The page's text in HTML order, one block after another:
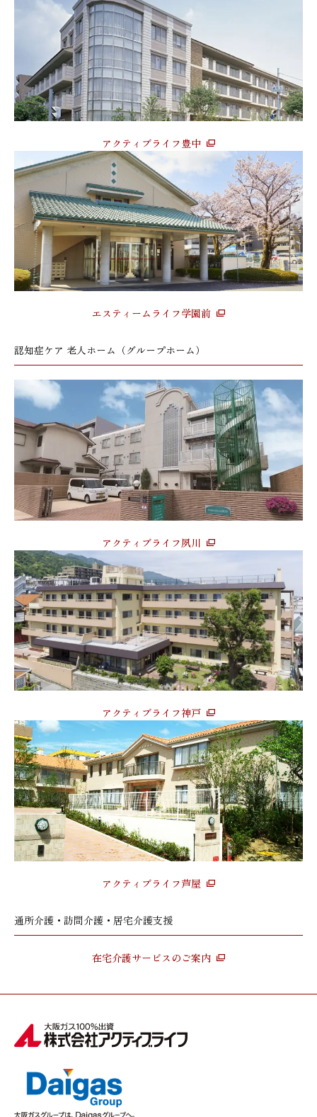
アクティブライフ豊中
エスティームライフ学園前
認知症ケア 老人ホーム（グループホーム）
アクティブライフ夙川
アクティブライフ神戸
アクティブライフ芦屋
通所介護・訪問介護・居宅介護支援
在宅介護サービスのご案内